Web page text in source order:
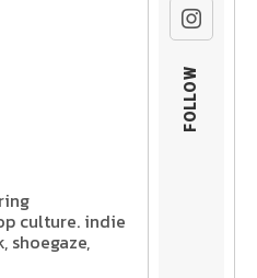
culture. indie
shoegaze,
FOLLOW